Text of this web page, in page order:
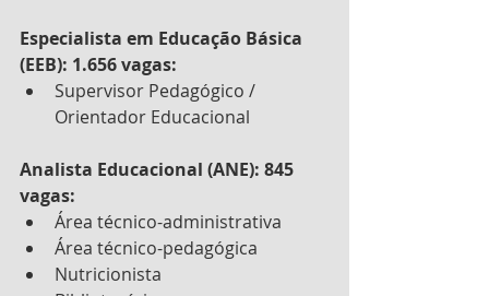
Especialista em Educação Básica
(EEB): 1.656 vagas:
Supervisor Pedagógico /
Orientador Educacional
Analista Educacional (ANE): 845
vagas:
Área técnico-administrativa
Área técnico-pedagógica
Nutricionista